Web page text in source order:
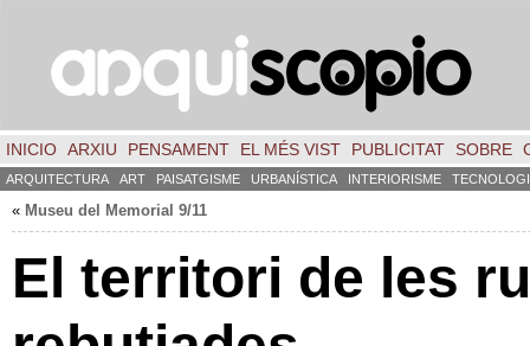
INICIO ARXIU PENSAMENT EL MÉS VIST PUBLICITAT SOBRE
ARQUITECTURA ART PAISATGISME URBANÍSTICA INTERIORISME
« Museu del Memorial 9/11
El territori de les